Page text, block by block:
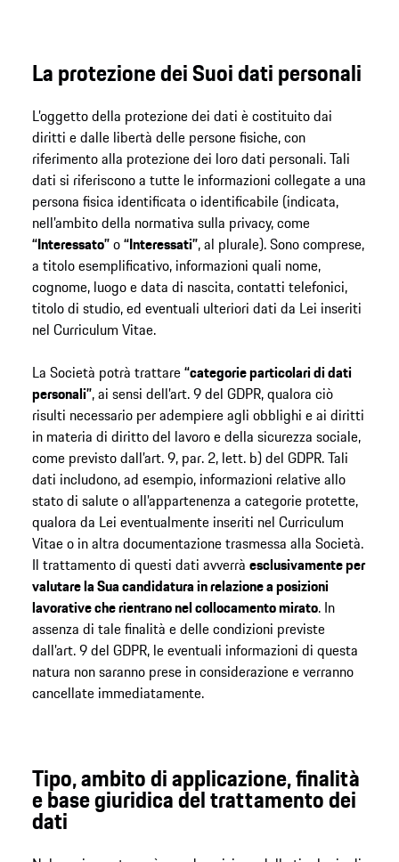
La protezione dei Suoi dati personali
L’oggetto della protezione dei dati è costituito dai
diritti e dalle libertà delle persone fisiche, con
riferimento alla protezione dei loro dati personali. Tali
dati si riferiscono a tutte le informazioni collegate a una
persona fisica identificata o identificabile (indicata,
nell’ambito della normativa sulla privacy, come
“Interessato”o“Interessati”, al plurale). Sono comprese,
a titolo esemplificativo, informazioni quali nome,
cognome, luogo e data di nascita, contatti telefonici,
titolo di studio, ed eventuali ulteriori dati da Lei inseriti
nel Curriculum Vitae.
La Società potrà trattare“categorie particolari di dati
personali”, ai sensi dell’art. 9 del GDPR, qualora ciò
risulti necessario per adempiere agli obblighi e ai diritti
in materia di diritto del lavoro e della sicurezza sociale,
come previsto dall’art. 9, par. 2, lett. b) del GDPR. Tali
dati includono, ad esempio, informazioni relative allo
stato di salute o all’appartenenza a categorie protette,
qualora da Lei eventualmente inseriti nel Curriculum
Vitae o in altra documentazione trasmessa alla Società.
Il trattamento di questi dati avverrà esclusivamente per
valutare la Sua candidatura in relazione a posizioni
lavorative che rientrano nel collocamento mirato. In
assenza di tale finalità e delle condizioni previste
dall’art. 9 del GDPR, le eventuali informazioni di questa
natura non saranno prese in considerazione e verranno
cancellate immediatamente.
Tipo, ambito di applicazione, finalità
e base giuridica del trattamento dei
dati